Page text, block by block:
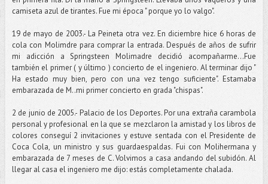
camiseta azul de tirantes. Fue mi época " porque yo lo valgo".
19 de mayo de 2003.- La Peineta otra vez. En diciembre hice 6 horas de
cola con Molimdre para comprar la entrada. Después de años de sufrir
mi adicción a Springsteen Molimadre decidió acompañarme...Fue
también el primer ( y último ) concierto de el ingeniero. Al terminar dijo "
Ha estado muy bien, pero con una vez tengo suficiente". Estamaba
embarazada de M..mi primer concierto en grada "chispas".
2 de junio de 2005.- Palacio de los Deportes. Por una extraña carambola
personal y profesional en la que se mezclaron la amistad y los libros de
colores conseguí 2 invitaciones y estuve sentada con el Presidente de
Coca Cola, un ministro y sus guardaespaldas. Fui con Molihermana y
embarazada de 7 meses de C. Volvimos a casa andando del subidón. Al
llegar al casa el ingeniero me dijo: estás completamente chalada.